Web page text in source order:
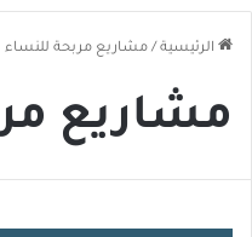
الرئيسية / مشاريع مربحة للنساء
مشاريع